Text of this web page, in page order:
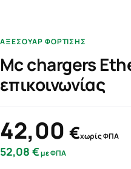
ΑΞΕΣΟΥΆΡ ΦΌΡΤΙΣΗΣ
Mc chargers
επικοινωνίας
42,00 €χωρίς ΦΠΑ
52,08 €με ΦΠΑ